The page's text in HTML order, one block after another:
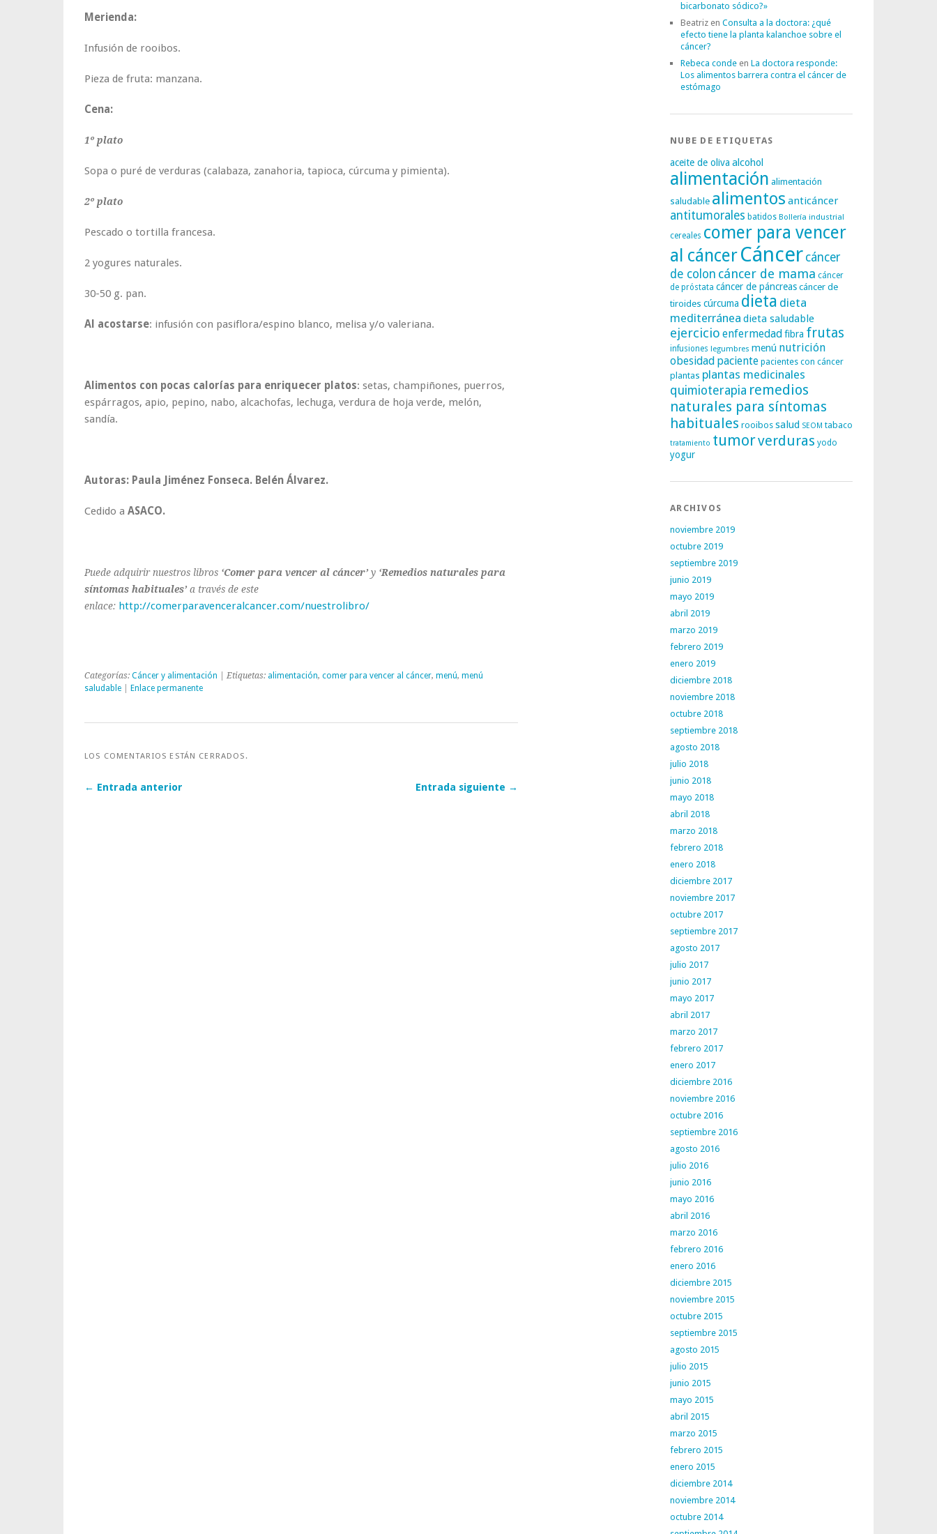
Merienda:
Infusión de rooibos.
Pieza de fruta: manzana.
Cena:
1º plato
Sopa o puré de verduras (calabaza, zanahoria, tapioca, cúrcuma y pimienta).
2º plato
Pescado o tortilla francesa.
2 yogures naturales.
30-50 g. pan.
Al acostarse: infusión con pasiflora/espino blanco, melisa y/o valeriana.
Alimentos con pocas calorías para enriquecer platos: setas, champiñones, puerros,
espárragos, apio, pepino, nabo, alcachofas, lechuga, verdura de hoja verde, melón,
sandía.
Autoras: Paula Jiménez Fonseca. Belén Álvarez.
Cedido a ASACO.
Puede adquirir nuestros libros ‘Comer para vencer al cáncer’ y ‘Remedios naturales para
síntomas habituales’ a través de este
enlace: http://comerparavenceralcancer.com/nuestrolibro/
Categorías: Cáncer y alimentación | Etiquetas: alimentación, comer para vencer al cáncer, menú, menú
saludable
Enlace permanente
LOS COMENTARIOS ESTÁN CERRADOS.
← Entrada anterior Entrada siguiente →
bicarbonato sódico?»
Beatriz en Consulta a la doctora: ¿qué
efecto tiene la planta kalanchoe sobre el
cáncer?
Rebeca conde en La doctora responde:
Los alimentos barrera contra el cáncer de
estómago
NUBE DE ETIQUETAS
aceite de oliva alcohol
alimentación alimentación
saludable alimentos anticáncer
antitumorales batidos Bollería industrial
cereales comer para vencer
al cáncerCáncer cáncer
de colon cáncer de mama cáncer
de próstata cáncer de páncreascáncer de
tiroides cúrcuma dieta dieta
mediterránea dieta saludable
ejercicio enfermedadfibra frutas
infusiones legumbres menú nutrición
obesidad paciente pacientes con cáncer
plantas plantas medicinales
quimioterapia remedios
naturales para síntomas
habituales rooibos salud SEOM tabaco
tratamiento tumorverduras yodo
yogur
ARCHIVOS
noviembre 2019
octubre 2019
septiembre 2019
junio 2019
mayo 2019
abril 2019
marzo 2019
febrero 2019
enero 2019
diciembre 2018
noviembre 2018
octubre 2018
septiembre 2018
agosto 2018
julio 2018
junio 2018
mayo 2018
abril 2018
marzo 2018
febrero 2018
enero 2018
diciembre 2017
noviembre 2017
octubre 2017
septiembre 2017
agosto 2017
julio 2017
junio 2017
mayo 2017
abril 2017
marzo 2017
febrero 2017
enero 2017
diciembre 2016
noviembre 2016
octubre 2016
septiembre 2016
agosto 2016
julio 2016
junio 2016
mayo 2016
abril 2016
marzo 2016
febrero 2016
enero 2016
diciembre 2015
noviembre 2015
octubre 2015
septiembre 2015
agosto 2015
julio 2015
junio 2015
mayo 2015
abril 2015
marzo 2015
febrero 2015
enero 2015
diciembre 2014
noviembre 2014
octubre 2014